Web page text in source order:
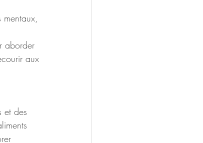
aborder
aux
et des